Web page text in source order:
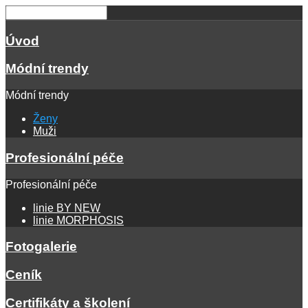
Úvod
Módní trendy
Módní trendy
Ženy
Muži
Profesionální péče
Profesionální péče
linie BY NEW
linie MORPHOSIS
Fotogalerie
Ceník
Certifikáty a školení